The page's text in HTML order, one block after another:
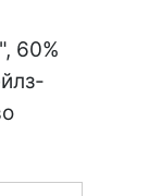
60%